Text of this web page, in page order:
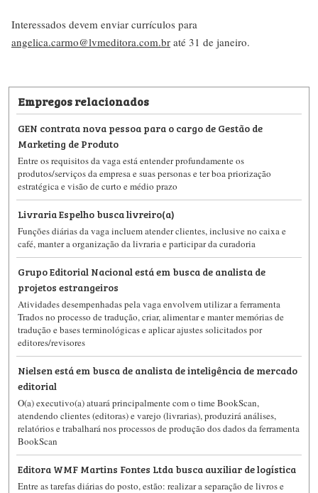
Interessados devem enviar currículos para
angelica.carmo@lvmeditora.com.br até 31 de janeiro.
Empregos relacionados
GEN contrata nova pessoa para o cargo de Gestão de
Marketing de Produto
Entre os requisitos da vaga está entender profundamente os
produtos/serviços da empresa e suas personas e ter boa priorização
estratégica e visão de curto e médio prazo
Livraria Espelho busca livreiro(a)
Funções diárias da vaga incluem atender clientes, inclusive no caixa e
café, manter a organização da livraria e participar da curadoria
Grupo Editorial Nacional está em busca de analista de
projetos estrangeiros
Atividades desempenhadas pela vaga envolvem utilizar a ferramenta
Trados no processo de tradução, criar, alimentar e manter memórias de
tradução e bases terminológicas e aplicar ajustes solicitados por
editores/revisores
Nielsen está em busca de analista de inteligência de mercado
editorial
O(a) executivo(a) atuará principalmente com o time BookScan,
atendendo clientes (editoras) e varejo (livrarias), produzirá análises,
relatórios e trabalhará nos processos de produção dos dados da ferramenta
BookScan
Editora WMF Martins Fontes Ltda busca auxiliar de logística
Entre as tarefas diárias do posto, estão: realizar a separação de livros e